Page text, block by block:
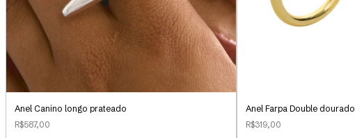
Anel Canino longo prateado
R$587,00
Anel Farpa Double dourado
R$319,00